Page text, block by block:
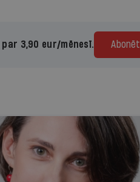
par 3,90 eur/mēnesī. Abonēt